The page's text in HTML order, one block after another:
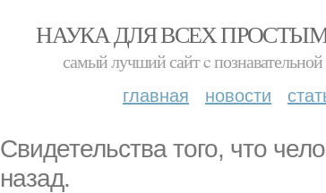
НАУКА ДЛЯ ВСЕХ
самый лучший сайт c
главная новости
Свидетельства того, что
назад.